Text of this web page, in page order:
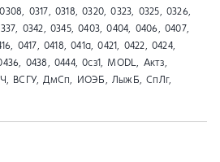
0317, 0318, 0320, 0323, 0325, 0326,
0342, 0345, 0403, 0404, 0406, 0407,
0417, 0418, 041a, 0421, 0422, 0424,
0438, 0444, 0сз1, MODL, Актз,
ВСГУ, ДмСп, ИОЭБ, ЛыжБ, СпЛг,